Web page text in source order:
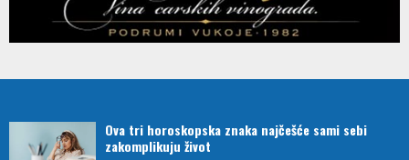
Ova tri horoskopska znaka najčešće sami sebi
zakomplikuju život